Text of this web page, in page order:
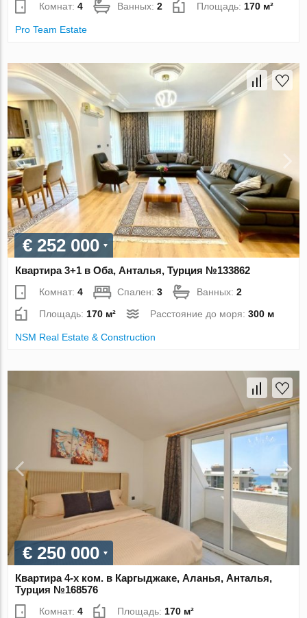
Комнат:4 Ванных:2 Площадь: 170 м²
Pro Team Estate
€ 252 000
Квартира 3+1 в Оба, Анталья, Турция №133862
Комнат:4 Спален:3 Ванных:2
Площадь: 170 м² Расстояние до моря:300 м
NSM Real Estate & Construction
€ 250 000
Квартира 4-х ком. в Каргыджаке, Аланья, Анталья,
Турция №168576
Комнат:4 Площадь: 170 м²